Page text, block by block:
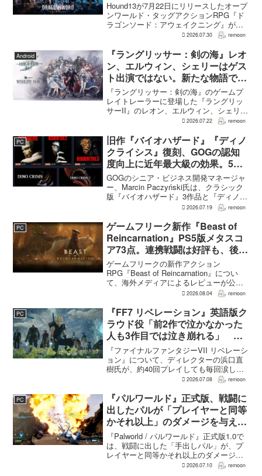
進。価格3,480円、レビュー5,000
件超で約90％好評
Hound13が7月22日にリリースしたオープ
ンワールド・タッグアクションRPG『ド
ラゴンソード：アウェイクニング』が、
Steamで好調なスタートを切った。7月30
ユーザーレビューは5,710件に達し、う...
2026.07.30 remoon
Android
『ラングリッサー：剣の海』レオ
ン、エルウィン、シェリーはゲス
ト出演ではない。新たな物語で重
要な役割を担う
『ラングリッサー：剣の海』のゲームプ
レイトレーラーに登場した『ラングリッ
サーII』のレオン、エルウィン、シェリー
は、単なるファンサービスやゲスト出演
を担う。ファミ通のメールインタビュー
で本作のプロデューサ...
2026.07.22 remoon
PC
旧作『バイオハザード』『ディノ
クライシス』復刻、GOGの認知
度向上に近年最大級の効果。5作
品は90％超の肯定的評価
GOGのシニア・ビジネス開発マネージャ
ー、Marcin Paczyński氏は、クラシック
版『バイオハザード』3作品と『ディノク
ライシス』2作品の復刻が、近年のGOG
上に認知度向上へ貢献したと語った。現
在...
2026.07.19 remoon
PC
ゲームフリーク新作『Beast of
Reincarnation』PS5版メタスコ
ア73点。連携戦闘は好評も、後半
の“ボス再戦続き”には不満
ゲームフリークの新作アクション
RPG『Beast of Reincarnation』につい
て、海外メディアによるレビューが公開
された。PS5版のメタスコアは73。採点
否両論で、不評に分類されたレビュ...
2026.08.04 remoon
PC
『FF7 リベレーション』英語版ク
ラウド役「前2作で泣かなかった
人も3作目では泣き崩れる」 浜
口Dも約40回泣いたクラウドの重
要場面に言及
『ファイナルファンタジーVII リベレーシ
ョン』について、ディレクターの浜口直
樹氏が、約40回プレイしても毎回涙した
というクラウドの重要な場面について語
氏も、「最初の2作で泣かなかった人も...
2026.07.08 remoon
PC
『パルワールド』正式版、戦闘に
出したパルが「プレイヤーと同等
かそれ以上」のダメージを与えら
れるように
『Palworld / パルワールド』正式版1.0で
は、戦闘に出した「手出しパル」が、プ
レイヤーと同等かそれ以上のダメージを
敵に与えられるようになった。ほぼすべ
2026.07.10 remoon